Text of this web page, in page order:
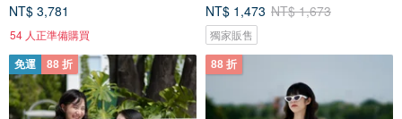
NT$ 3,781
54 人正準備購買
NT$ 1,473 NT$ 1,673
獨家販售
免運 88 折 88 折